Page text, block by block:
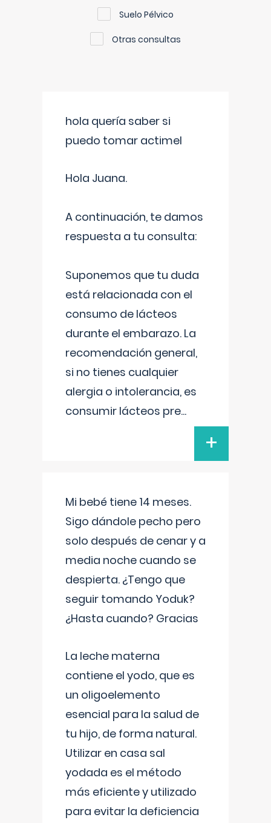
Suelo Pélvico
Otras consultas
hola quería saber si
puedo tomar actimel
Hola Juana.
A continuación, te damos
respuesta a tu consulta:
Suponemos que tu duda
está relacionada con el
consumo de lácteos
durante el embarazo. La
recomendación general,
si no tienes cualquier
alergia o intolerancia, es
consumir lácteos pre...
+
Mi bebé tiene 14 meses.
Sigo dándole pecho pero
solo después de cenar y a
media noche cuando se
despierta. ¿Tengo que
seguir tomando Yoduk?
¿Hasta cuando? Gracias
La leche materna
contiene el yodo, que es
un oligoelemento
esencial para la salud de
tu hijo, de forma natural.
Utilizar en casa sal
yodada es el método
más eficiente y utilizado
para evitar la deficiencia